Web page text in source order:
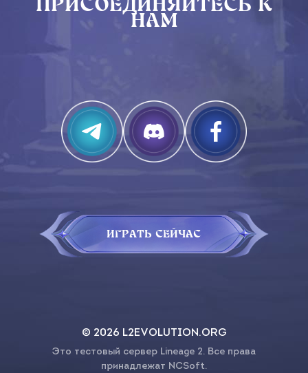
НАМ
ИГРАТЬ СЕЙЧАС
© 2026 L2EVOLUTION.ORG
Это тестовый сервер Lineage 2. Все права
принадлежат NCSoft.